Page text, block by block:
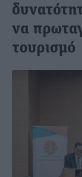
να
τουρισμό